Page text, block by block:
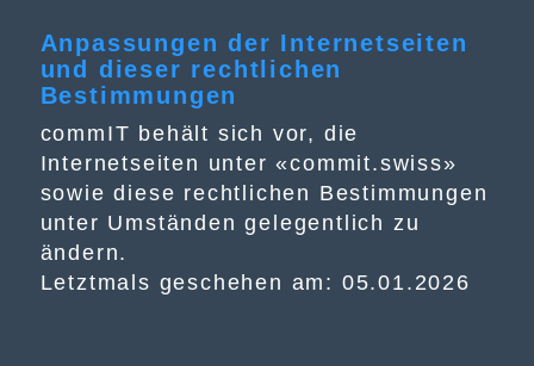
Anpassungen der Internetseiten
und dieser rechtlichen
Bestimmungen
commIT behält sich vor, die
Internetseiten unter «commit.swiss»
sowie diese rechtlichen Bestimmungen
unter Umständen gelegentlich zu
ändern.
Letztmals geschehen am: 05.01.2026